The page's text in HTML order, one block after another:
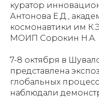
куратор
Антонова Е.Д.,
космонавтики им
МОИП Сорокин Н.А.
7-8 октября в
представлена
глобальных
наблюдали